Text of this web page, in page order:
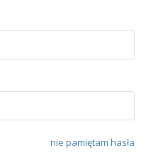
nie pamiętam hasła